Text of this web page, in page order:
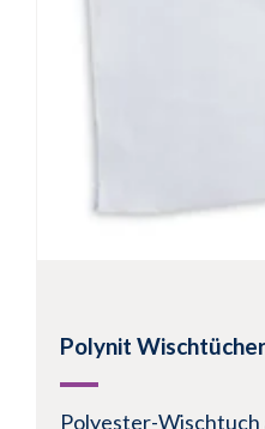
Polynit
Polyester-Wischtuch